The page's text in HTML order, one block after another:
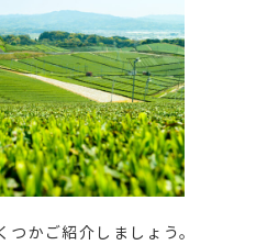
かご紹介しましょう。